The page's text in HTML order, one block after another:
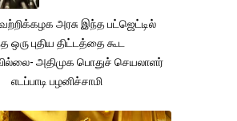
அரசு இந்த பட்ஜெட்டில்
ஒரு புதிய திட்டத்தை கூட
அதிமுக பொதுச் செயலாளர்
எடப்பாடி பழனிச்சாமி